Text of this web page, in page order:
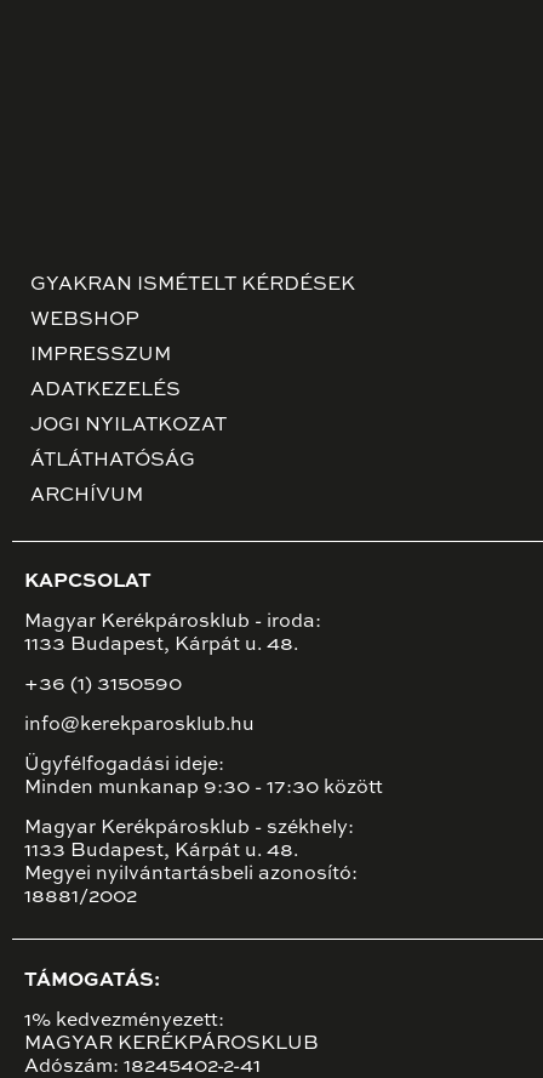
GYAKRAN ISMÉTELT KÉRDÉSEK
WEBSHOP
IMPRESSZUM
ADATKEZELÉS
JOGI NYILATKOZAT
ÁTLÁTHATÓSÁG
ARCHÍVUM
KAPCSOLAT
Magyar Kerékpárosklub - iroda:
1133 Budapest, Kárpát u. 48.
+36 (1) 3150590
info@kerekparosklub.hu
Ügyfélfogadási ideje:
Minden munkanap 9:30 - 17:30 között
Magyar Kerékpárosklub - székhely:
1133 Budapest, Kárpát u. 48.
Megyei nyilvántartásbeli azonosító:
18881/2002
TÁMOGATÁS:
1% kedvezményezett:
MAGYAR KERÉKPÁROSKLUB
Adószám: 18245402-2-41